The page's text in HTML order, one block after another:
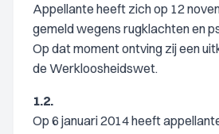
Appellante heeft zich op 12
gemeld wegens rugklachten en
Op dat moment ontving zij een
de Werkloosheidswet.
1.2.
Op 6 januari 2014 heeft